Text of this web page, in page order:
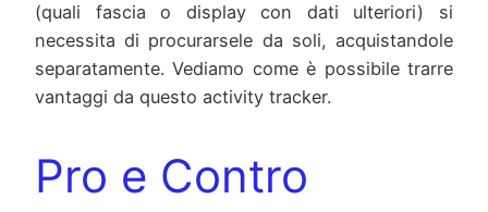
(quali fascia o display con dati ulteriori) si
necessita di procurarsele da soli, acquistandole
separatamente. Vediamo come è possibile trarre
vantaggi da questo activity tracker.
Pro e Contro